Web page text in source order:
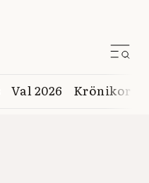
Val 2026 Krönikor